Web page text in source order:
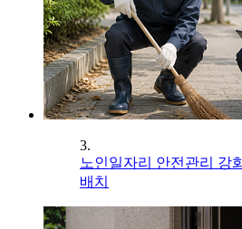
3.
노인일자리 안전관리 강
배치